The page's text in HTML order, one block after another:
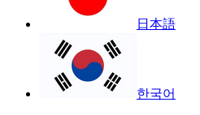
日本語
한국어